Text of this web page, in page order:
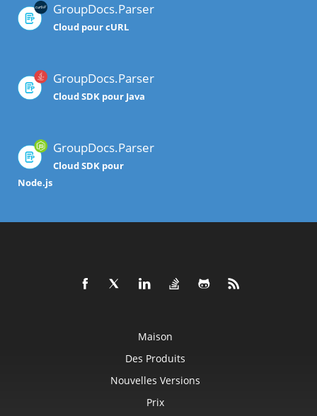
GroupDocs.Parser
Cloud pour cURL
GroupDocs.Parser
Cloud SDK pour Java
GroupDocs.Parser
Cloud SDK pour
Node.js
Maison
Des Produits
Nouvelles Versions
Prix